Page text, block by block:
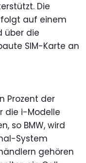
Die
auf einem
über die
SIM-Karte an
Prozent der
die i-Modelle
so BMW, wird
System
gehören